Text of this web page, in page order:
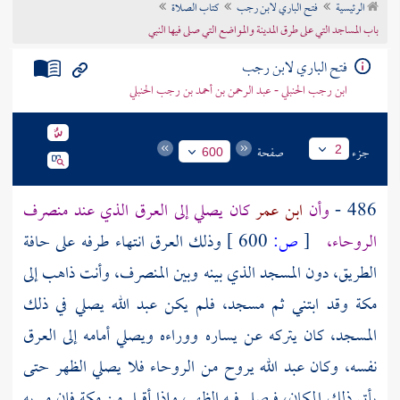
تراجم الأعلام
الرئيسية فتح الباري لابن رجب
كتاب الصلاة
باب المساجد التي على طرق المدينة والمواضع التي صلى فيها النبي
فتح الباري لابن رجب
ابن رجب الحنبلي - عبد الرحمن بن أحمد بن رجب الحنبلي
جزء 2 صفحة 600
486 - وأن ابن عمركان يصلي إلى العرق الذي عند منصرف
الروحاء، [ص:
وذلك العرق انتهاء طرفه على حافة
الطريق، دون المسجد الذي بينه وبين المنصرف، وأنت ذاهب إلى
مكة وقد ابتني ثم مسجد، فلم يكنعبد اللهيصلي في ذلك
المسجد، كان يتركه عن يساره ووراءه ويصلي أمامه إلى العرق
نفسه، وكانعبد اللهيروح من الروحاء فلا يصلي الظهر حتى